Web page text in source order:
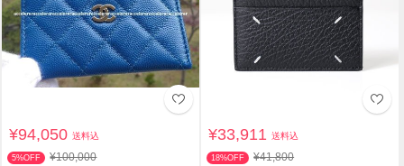
¥94,050送料込
5%OFF ¥100,000
¥33,911送料込
18%OFF ¥41,800